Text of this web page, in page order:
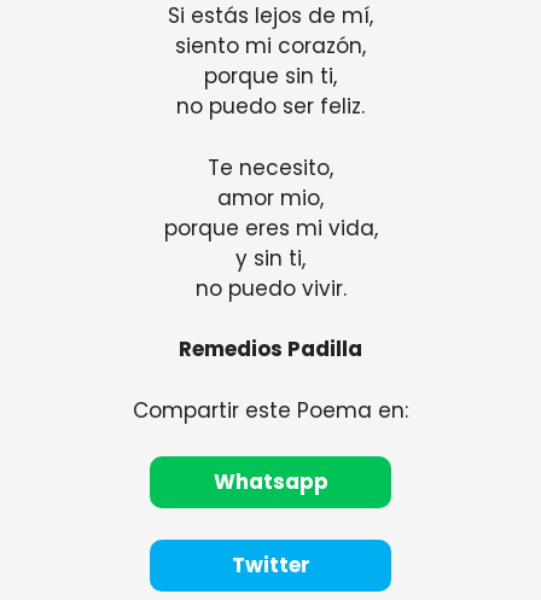
Si estás lejos de mí,
siento mi corazón,
porque sin ti,
no puedo ser feliz.
Te necesito,
amor mio,
porque eres mi vida,
y sin ti,
no puedo vivir.
Remedios Padilla
Compartir este Poema en:
Whatsapp
Twitter